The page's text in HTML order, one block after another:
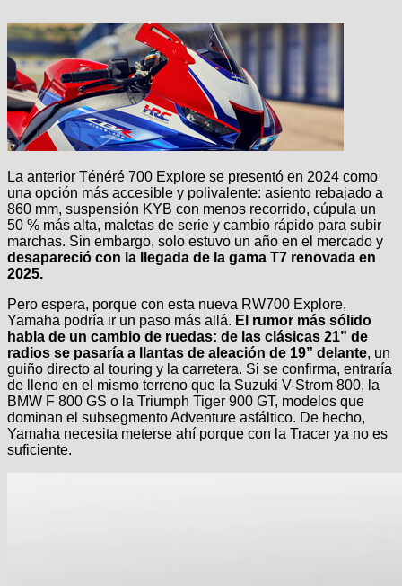
La anterior Ténéré 700 Explore se presentó en 2024 como
una opción más accesible y polivalente: asiento rebajado a
860 mm, suspensión KYB con menos recorrido, cúpula un
50 % más alta, maletas de serie y cambio rápido para subir
marchas. Sin embargo, solo estuvo un año en el mercado y
desapareció con la llegada de la gama T7 renovada en
2025.
Pero espera, porque con esta nueva RW700 Explore,
Yamaha podría ir un paso más allá. El rumor más sólido
habla de un cambio de ruedas: de las clásicas 21” de
radios se pasaría a llantas de aleación de 19” delante, un
guiño directo al touring y la carretera. Si se confirma, entraría
de lleno en el mismo terreno que la Suzuki V-Strom 800, la
BMW F 800 GS o la Triumph Tiger 900 GT, modelos que
dominan el subsegmento Adventure asfáltico. De hecho,
Yamaha necesita meterse ahí porque con la Tracer ya no es
suficiente.